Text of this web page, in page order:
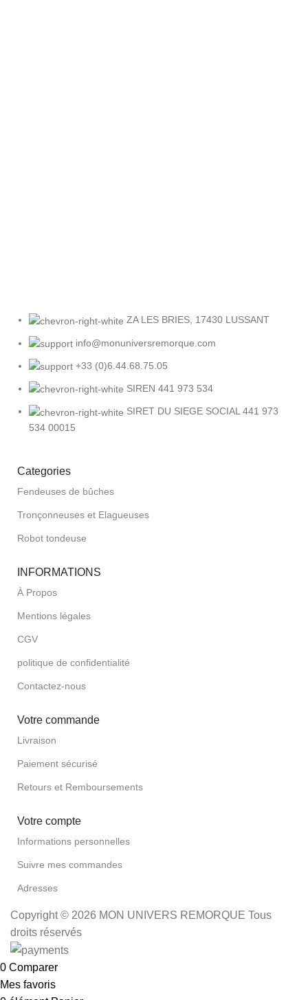
ZA LES BRIES, 17430 LUSSANT
info@monuniversremorque.com
+33 (0)6.44.68.75.05
SIREN 441 973 534
SIRET DU SIEGE SOCIAL 441 973
534 00015
Categories
Fendeuses de bûches
Tronçonneuses et Elagueuses
Robot tondeuse
INFORMATIONS
À Propos
Mentions légales
CGV
politique de confidentialité
Contactez-nous
Votre commande
Livraison
Paiement sécurisé
Retours et Remboursements
Votre compte
Informations personnelles
Suivre mes commandes
Adresses
Copyright © 2026 MON UNIVERS REMORQUE Tous
droits réservés
0 Comparer
Mes favoris